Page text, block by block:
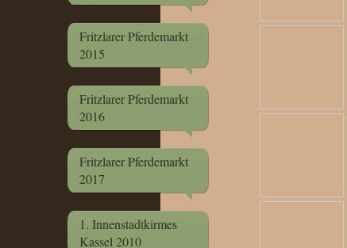
Fritzlarer Pferdemarkt
2015
Fritzlarer Pferdemarkt
2016
Fritzlarer Pferdemarkt
2017
1. Innenstadtkirmes
Kassel 2010